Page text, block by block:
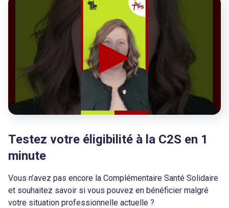
Testez votre éligibilité à la C2S en 1
minute
Vous n’avez pas encore la Complémentaire Santé Solidaire
et souhaitez savoir si vous pouvez en bénéficier malgré
votre situation professionnelle actuelle ?